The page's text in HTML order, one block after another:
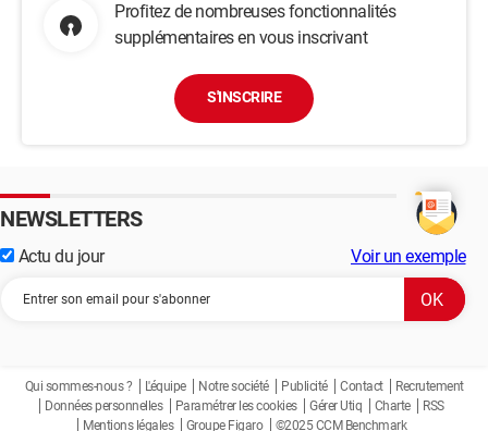
Profitez de nombreuses fonctionnalités
supplémentaires en vous inscrivant
S'INSCRIRE
NEWSLETTERS
Actu du jour Voir un exemple
Qui sommes-nous ? L'équipe Notre société Publicité Contact
Recrutement
Données personnelles
Paramétrer les cookies Gérer Utiq Charte
RSS
Mentions légales
Groupe Figaro ©2025 CCM Benchmark